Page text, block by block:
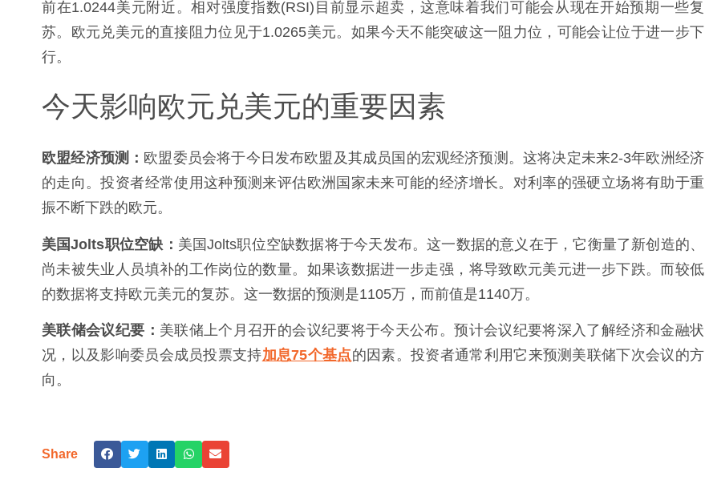
前在1.0244美元附近。相对强度指数(RSI)目前显示超卖，这意味着我们可能会从现在开始预期一些复
苏。欧元兑美元的直接阻力位见于1.0265美元。如果今天不能突破这一阻力位，可能会让位于进一步下
行。
今天影响欧元兑美元的重要因素
欧盟经济预测： 欧盟委员会将于今日发布欧盟及其成员国的宏观经济预测。这将决定未来2-3年欧洲经济
的走向。投资者经常使用这种预测来评估欧洲国家未来可能的经济增长。对利率的强硬立场将有助于重
振不断下跌的欧元。
美国Jolts职位空缺： 美国Jolts职位空缺数据将于今天发布。这一数据的意义在于，它衡量了新创造的、
尚未被失业人员填补的工作岗位的数量。如果该数据进一步走强，将导致欧元美元进一步下跌。而较低
的数据将支持欧元美元的复苏。这一数据的预测是1105万，而前值是1140万。
美联储会议纪要： 美联储上个月召开的会议纪要将于今天公布。预计会议纪要将深入了解经济和金融状
况，以及影响委员会成员投票支持加息75个基点的因素。投资者通常利用它来预测美联储下次会议的方
向。
Share